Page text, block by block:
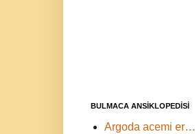
BULMACA ANSİKLOPEDİSİ
Argoda acemi er…